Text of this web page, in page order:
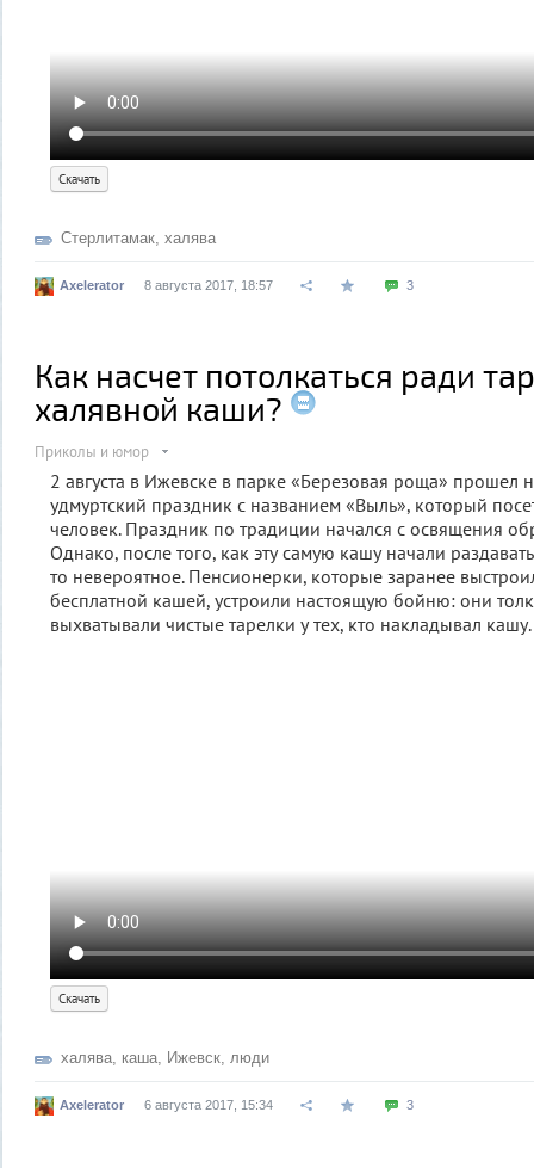
Скачать
Стерлитамак халява
Axelerator 8 августа 2017, 18:57 3
Как насчет потолкаться ради
халявной каши?
Приколы и юмор
2 августа в Ижевске в парке «Березовая роща» прошел
удмуртский праздник с названием «Выль», который
человек. Праздник по традиции начался с освящения
Однако, после того, как эту самую кашу начали
то невероятное. Пенсионерки, которые заранее
бесплатной кашей, устроили настоящую бойню: они
выхватывали чистые тарелки у тех, кто накладывал кашу.
Скачать
халява, каша, Ижевск, люди
Axelerator 6 августа 2017, 15:34 3